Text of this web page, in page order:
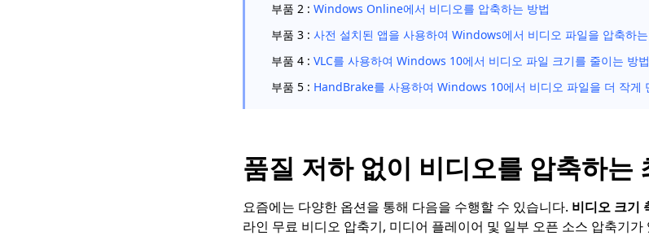
부품 2 : Windows Online에서 비디오를 압축하는 방법
부품 3 : 사전 설치된 앱을 사용하여 Windows에서 비디오 파일을 압축하
부품 4 : VLC를 사용하여 Windows 10에서 비디오 파일 크기를 줄이는 방법
부품 5 : HandBrake를 사용하여 Windows 10에서 비디오 파일을 더 작게
품질 저하 없이 비디오를 압축하는
요즘에는 다양한 옵션을 통해 다음을 수행할 수 있습니다. 비디오 크기
라인 무료 비디오 압축기, 미디어 플레이어 및 일부 오픈 소스 압축기